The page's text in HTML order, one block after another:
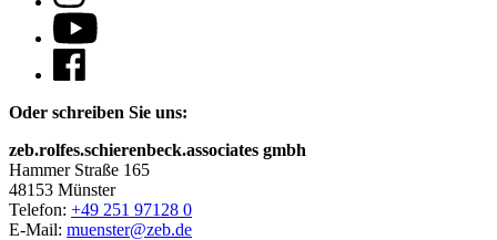
Oder schreiben Sie uns:
zeb.rolfes.schierenbeck.associates gmbh
Hammer Straße 165
48153 Münster
Telefon: +49 251 97128 0
E-Mail: muenster@zeb.de